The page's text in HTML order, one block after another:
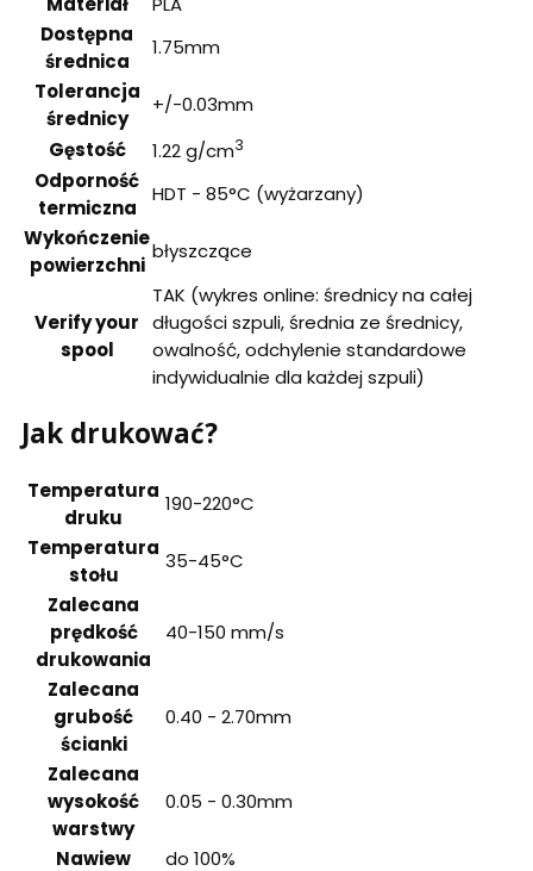
Dostępna
średnica
1.75mm
Tolerancja
średnicy
+/-0.03mm
Gęstość
1.22 g/cm3
Odporność
termiczna
HDT - 85°C (wyżarzany)
Wykończenie
powierzchni
błyszczące
Verify your
spool
TAK (wykres online: średnicy na całej
długości szpuli, średnia ze średnicy,
owalność, odchylenie standardowe
indywidualnie dla każdej szpuli)
Jak drukować?
Temperatura
druku
190-220°C
Temperatura
stołu
35-45°C
Zalecana
prędkość
drukowania
40-150 mm/s
Zalecana
grubość
ścianki
0.40 - 2.70mm
Zalecana
wysokość
warstwy
0.05 - 0.30mm
Nawiew
do 100%